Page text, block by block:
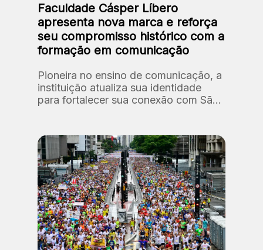
Faculdade Cásper Líbero
apresenta nova marca e reforça
seu compromisso histórico com a
formação em comunicação
Pioneira no ensino de comunicação, a
instituição atualiza sua identidade
para fortalecer sua conexão com São